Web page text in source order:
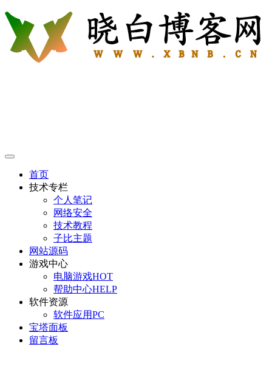
首页
技术专栏
个人笔记
网络安全
技术教程
子比主题
网站源码
游戏中心
电脑游戏HOT
帮助中心HELP
软件资源
软件应用PC
宝塔面板
留言板